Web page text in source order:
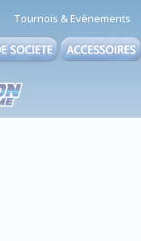
Tournois & Evènements